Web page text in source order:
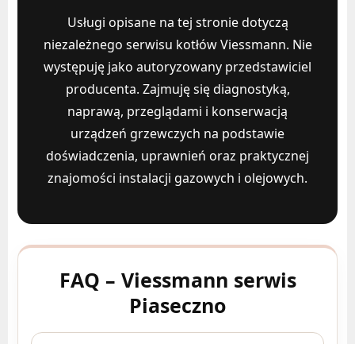
Usługi opisane na tej stronie dotyczą
niezależnego serwisu kotłów Viessmann. Nie
występuję jako autoryzowany przedstawiciel
producenta. Zajmuję się diagnostyką,
naprawą, przeglądami i konserwacją
urządzeń grzewczych na podstawie
doświadczenia, uprawnień oraz praktycznej
znajomości instalacji gazowych i olejowych.
FAQ – Viessmann serwis
Piaseczno